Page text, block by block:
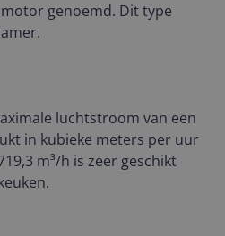
genoemd. Dit type
luchtstroom van een
in kubieke meters per uur
m³/h is zeer geschikt